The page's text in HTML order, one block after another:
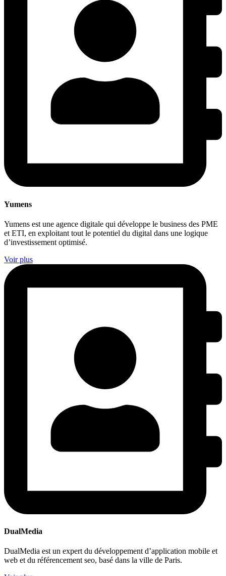
Yumens
Yumens est une agence digitale qui développe le business des PME
et ETI, en exploitant tout le potentiel du digital dans une logique
d’investissement optimisé.
Voir plus
DualMedia
DualMedia est un expert du développement d’application mobile et
web et du référencement seo, basé dans la ville de Paris.